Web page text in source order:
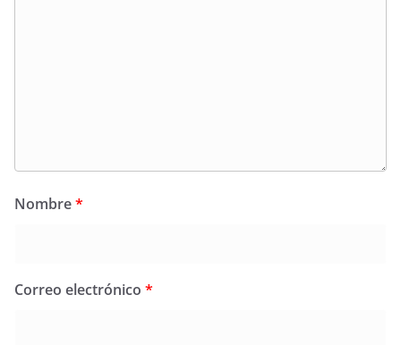
Nombre*
Correo electrónico *